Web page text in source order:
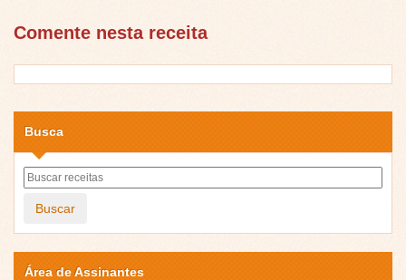
Comente nesta receita
Busca
Buscar
Área de Assinantes